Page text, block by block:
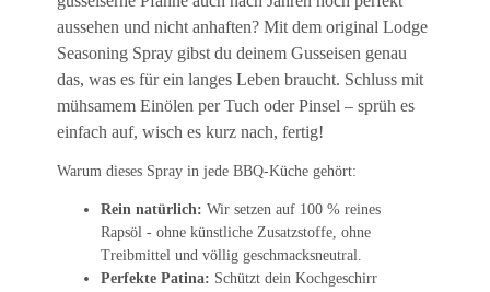
aussehen und nicht anhaften? Mit dem original Lodge
Seasoning Spray gibst du deinem Gusseisen genau
das, was es für ein langes Leben braucht. Schluss mit
mühsamem Einölen per Tuch oder Pinsel – sprüh es
einfach auf, wisch es kurz nach, fertig!
Warum dieses Spray in jede BBQ-Küche gehört:
Rein natürlich: Wir setzen auf 100 % reines
Rapsöl - ohne künstliche Zusatzstoffe, ohne
Treibmittel und völlig geschmacksneutral.
Perfekte Patina: Schützt dein Kochgeschirr